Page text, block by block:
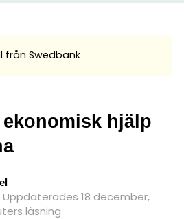
från Swedbank
hjälp
Uppdaterades 18 december,
läsning